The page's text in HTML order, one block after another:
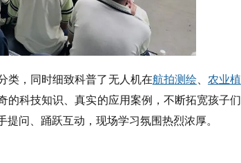
类，同时细致科普了无人机在航拍测绘、 农业植
的科技知识、真实的应用案例，不断拓宽孩子们
问、踊跃互动，现场学习氛围热烈浓厚。